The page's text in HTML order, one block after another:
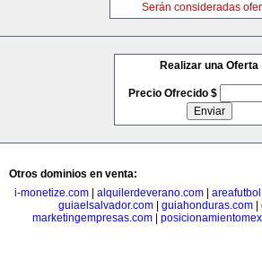
Serán consideradas
Realizar una Oferta
Precio Ofrecido $
Otros dominios en venta:
i-monetize.com
alquilerdeverano.com
guiaelsalvador.com| guiahonduras.com|
marketingempresas.com